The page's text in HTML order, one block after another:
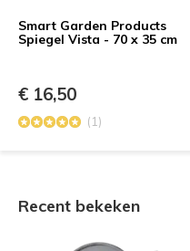
Smart Garden Products
Spiegel Vista - 70 x 35 cm
€ 16,50
(1)
Recent bekeken